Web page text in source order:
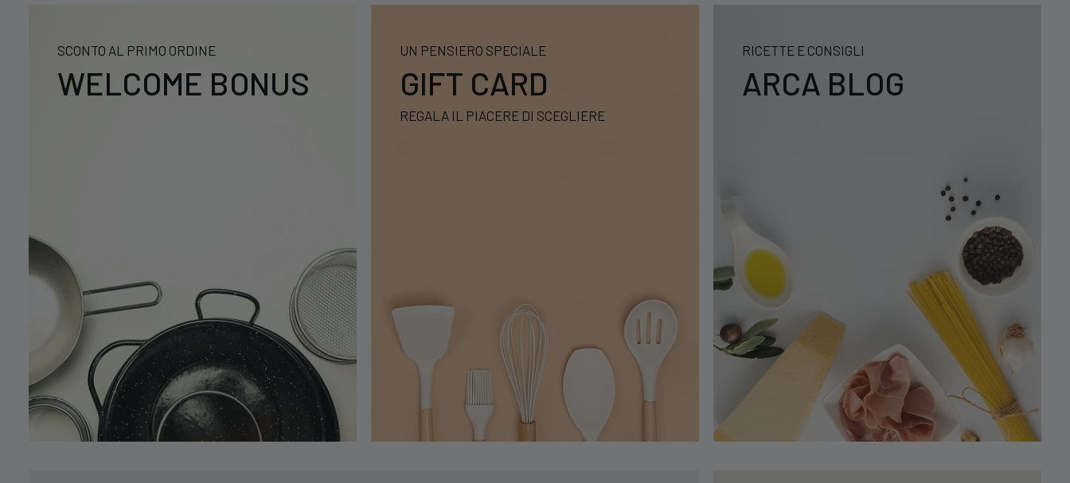
SCONTO AL PRIMO ORDINE
WELCOME BONUS
UN PENSIERO SPECIALE
GIFT CARD
REGALA IL PIACERE DI SCEGLIERE
RICETTE E CONSIGLI
ARCA BLOG